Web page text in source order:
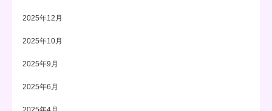
2025年12月
2025年10月
2025年9月
2025年6月